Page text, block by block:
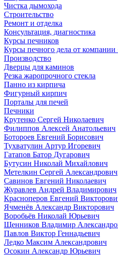
Чистка дымохода
Строительство
Ремонт и отделка
Консультация, диагностика
Курсы печников
Курсы печного дела от
Производство
Дверцы для каминов
Резка жаропрочного стекла
Панно из кирпича
Фигурный кирпич
Порталы для печей
Печники
Крутенко Сергей Николаевич
Филиппов Алексей Анатольевич
Ботороев Евгений Борисович
Тухватулин Артур Игоревич
Гатапов Батор Дугарович
Бутусин Николай Михайлович
Метелкин Сергей Александрович
Савинов Евгений Николаевич
Журавлев Андрей Владимирович
Красноперов Евгений
Ячменёв Александр Викторович
Воробьёв Николай Юрьевич
Щенников Владимир
Павлов Виктор Геннадьевич
Ледко Максим Александрович
Осокин Александр Юрьевич